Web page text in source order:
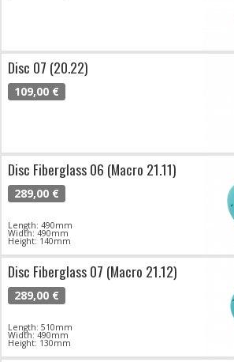
Disc 07 (20.22)
109,00 €
Disc Fiberglass 06 (Macro 21.11)
289,00 €
Length: 490mm
Width: 490mm
Height: 140mm
Disc Fiberglass 07 (Macro 21.12)
289,00 €
Length: 510mm
Width: 490mm
Height: 130mm